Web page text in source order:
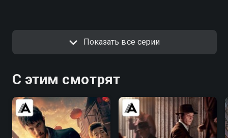
Показать все серии
С этим смотрят